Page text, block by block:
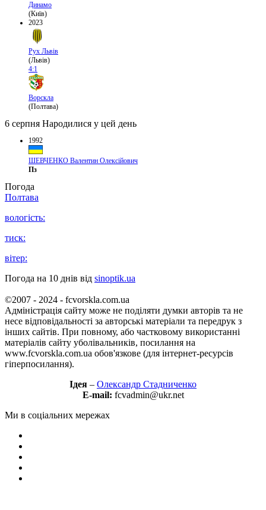
Динамо
(Київ)
2023
Рух Львів
(Львів)
4:1
Ворскла
(Полтава)
6 серпня Народилися у цей день
1992
ШЕВЧЕНКО Валентин Олексійович
Пз
Погода
Полтава
вологість:
тиск:
вітер:
Погода на 10 днів від sinoptik.ua
©2007 - 2024 - fcvorskla.com.ua
Адміністрація сайту може не поділяти думки авторів та не
несе відповідальності за авторські матеріали та передрук з
інших сайтів. При повному, або частковому використанні
матеріалів сайту уболівальників, посилання на
www.fcvorskla.com.ua обов'язкове (для інтернет-ресурсів
гіперпосилання).
Ідея – Олександр Стадниченко
E-mail: fcvadmin@ukr.net
Ми в соціальних мережах